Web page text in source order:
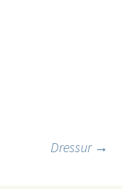
Dressur →